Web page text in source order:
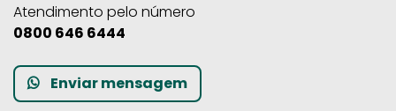
Atendimento pelo número
0800 646 6444
Enviar mensagem